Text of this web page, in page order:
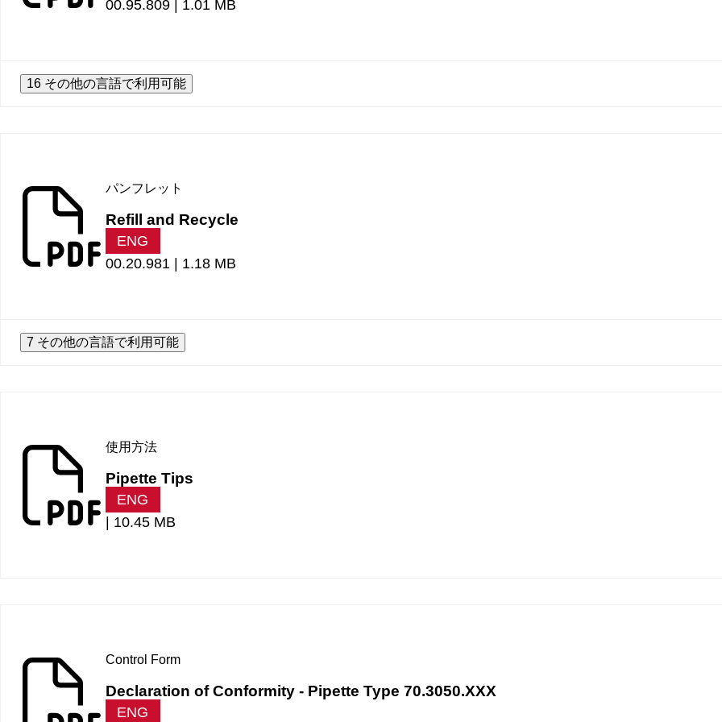
00.95.809 | 1.01 MB
16 その他の言語で利用可能
パンフレット
Refill and Recycle
ENG
00.20.981 | 1.18 MB
7 その他の言語で利用可能
使用方法
Pipette Tips
ENG
10.45 MB
Control Form
Declaration of Conformity - Pipette Type 70.3050.XXX
ENG